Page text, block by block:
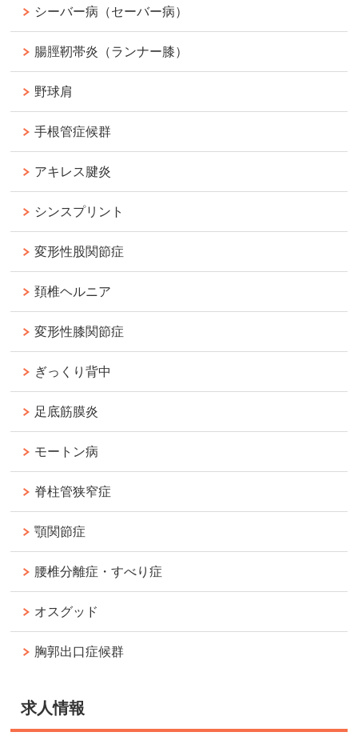
シーバー病（セーバー病）
腸脛靭帯炎（ランナー膝）
野球肩
手根管症候群
アキレス腱炎
シンスプリント
変形性股関節症
頚椎ヘルニア
変形性膝関節症
ぎっくり背中
足底筋膜炎
モートン病
脊柱管狭窄症
顎関節症
腰椎分離症・すべり症
オスグッド
胸郭出口症候群
求人情報